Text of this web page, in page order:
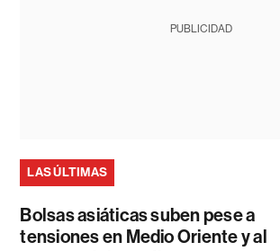
PUBLICIDAD
LAS ÚLTIMAS
Bolsas asiáticas suben pese a
tensiones en Medio Oriente y al